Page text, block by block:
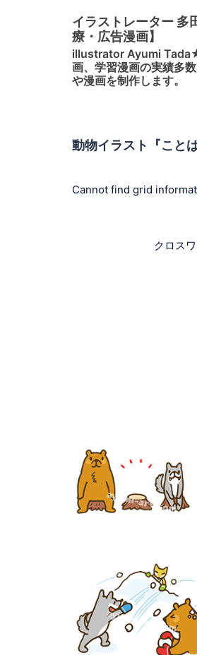
イラストレーター 多
療・広告漫画】
illustrator Ayumi
画、学習漫画の実績多
や漫画を制作します。
動物イラスト『こと
Cannot find grid
クロス